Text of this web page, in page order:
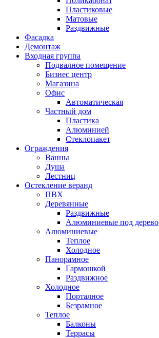
Пластиковые
Матовые
Раздвижные
Фасадка
Демонтаж
Входная группа
Подвалное помещение
Бизнес центр
Магазина
Офис
Автоматическая
Частный дом
Пластика
Алюминией
Стеклопакет
Ограждения
Ванны
Душа
Лестниц
Остекление веранд
ПВХ
Деревянные
Раздвижные
Алюминиевые под дерево
Алюминиевые
Теплое
Холодное
Панорамное
Гармошкой
Раздвижное
Холодное
Порталное
Безрамное
Теплое
Балконы
Террасы